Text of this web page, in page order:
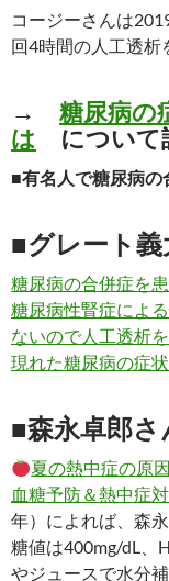
コージーさんは
回4時間の人工透析
→ 糖尿病の
は について
■有名人で糖尿病の
■グレート
糖尿病の合併症を
糖尿病性腎症によ
ないので人工透析
現れた糖尿病の症
■森永卓郎
夏の熱中症の原
血糖予防＆熱中症
年）によれば、森
糖値は400mg/dL、
やジュースで水分